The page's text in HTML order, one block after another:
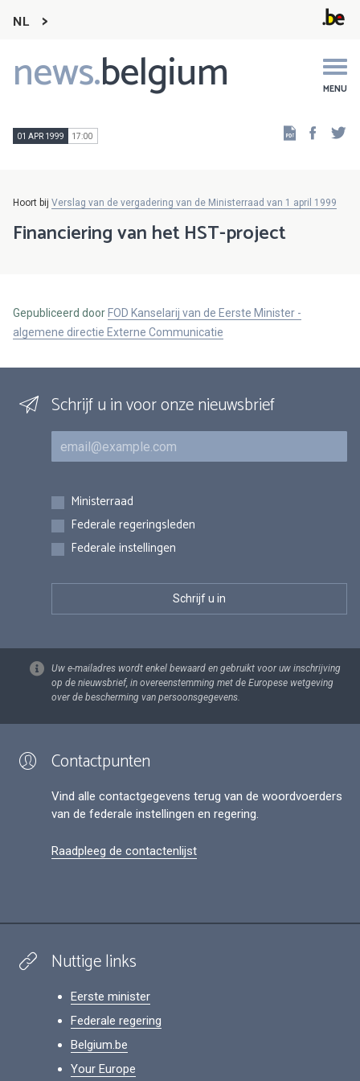
NL
news.belgium MENU
Main
navigation
01 APR 1999 17:00
Hoort bij Verslag van de vergadering van de Ministerraad van 1 april 1999
Financiering van het HST-project
Gepubliceerd door FOD Kanselarij van de Eerste Minister -
algemene directie Externe Communicatie
Schrijf u in voor onze nieuwsbrief
E-mail
Inschrijvingen
Ministerraad
Federale regeringsleden
Federale instellingen
Uw e-mailadres wordt enkel bewaard en gebruikt voor uw inschrijving
op de nieuwsbrief, in overeenstemming met de Europese wetgeving
over de bescherming van persoonsgegevens.
Contactpunten
Vind alle contactgegevens terug van de woordvoerders
van de federale instellingen en regering.
Raadpleeg de contactenlijst
Nuttige links
Eerste minister
Federale regering
Belgium.be
Your Europe